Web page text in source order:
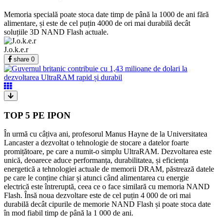
Memoria specială poate stoca date timp de până la 1000 de ani fără
alimentare, și este de cel puțin 4000 de ori mai durabilă decât
soluțiile 3D NAND Flash actuale.
J.o.k.e.r
share 0
TOP 5 PE IPON
În urmă cu câțiva ani, profesorul Manus Hayne de la Universitatea
Lancaster a dezvoltat o tehnologie de stocare a datelor foarte
promițătoare, pe care a numit-o simplu UltraRAM. Dezvoltarea este
unică, deoarece aduce performanța, durabilitatea, și eficiența
energetică a tehnologiei actuale de memorii DRAM, păstrează datele
pe care le conține chiar și atunci când alimentarea cu energie
electrică este întreruptă, ceea ce o face similară cu memoria NAND
Flash. Însă noua dezvoltare este de cel puțin 4 000 de ori mai
durabilă decât cipurile de memorie NAND Flash și poate stoca date
în mod fiabil timp de până la 1 000 de ani.